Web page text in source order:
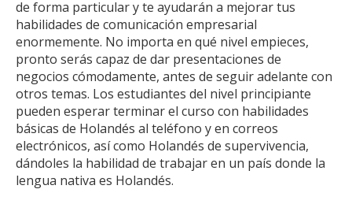
de forma particular y te ayudarán a mejorar tus
habilidades de comunicación empresarial
enormemente. No importa en qué nivel empieces,
pronto serás capaz de dar presentaciones de
negocios cómodamente, antes de seguir adelante con
otros temas. Los estudiantes del nivel principiante
pueden esperar terminar el curso con habilidades
básicas de Holandés al teléfono y en correos
electrónicos, así como Holandés de supervivencia,
dándoles la habilidad de trabajar en un país donde la
lengua nativa es Holandés.